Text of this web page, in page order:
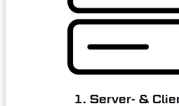
1. Server- &